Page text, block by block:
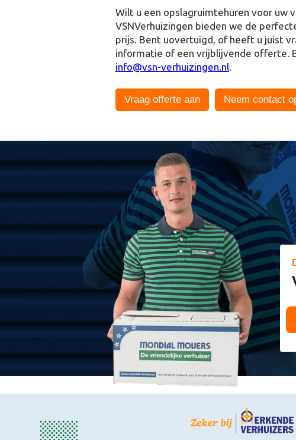
Wilt u een opslagruimtehuren voor uw
VSNVerhuizingen bieden we de
prijs. Bent uovertuigd, of heeft u juist
informatie of een vrijblijvende offerte.
info@vsn-verhuizingen.nl.
Vraag offerte aan Neem contact